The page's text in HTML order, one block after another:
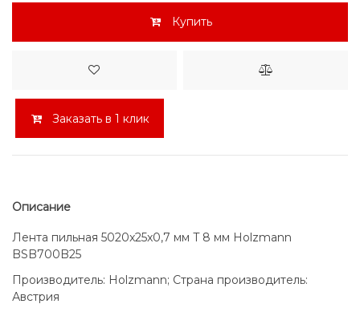
Купить
Заказать в 1 клик
Описание
Лента пильная 5020x25x0,7 мм T 8 мм Holzmann
BSB700B25
Производитель: Holzmann; Страна производитель:
Австрия